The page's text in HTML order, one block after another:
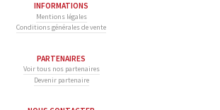
INFORMATIONS
Mentions légales
Conditions générales de vente
PARTENAIRES
Voir tous nos partenaires
Devenir partenaire